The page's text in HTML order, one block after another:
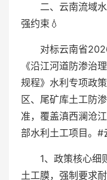
二、云南流域
强约束💧
对标云南省
《沿江河道防渗治
规程》水利专项政
区、尾矿库土工防
准，覆盖滇西澜沧
部水利土工项目。
1、政策核心细
土工膜，强制要求